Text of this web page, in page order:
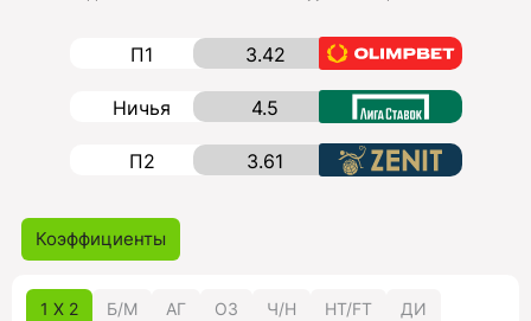
П1 3.42
Ничья 4.5
П2 3.61
Коэффициенты
1 X 2 Б/M АГ ОЗ Ч/Н HT/FT ДИ